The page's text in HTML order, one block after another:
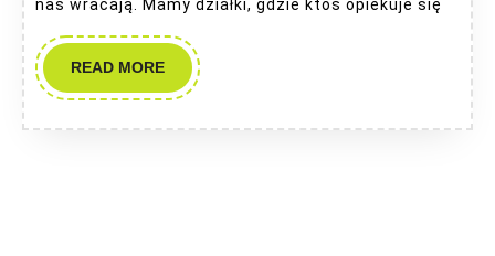
nas wracają. Mamy działki, gdzie ktoś opiekuje się
READ MOREREAD
MORE